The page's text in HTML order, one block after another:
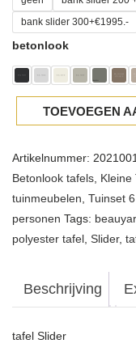
bank slider 300+€1995.-
betonlook
TOEVOEGEN
Artikelnummer:
Betonlook tafels Kleine
tuinmeubelen Tuinset
personen Tags:
polyester tafel Slider,
Beschrijving
tafel Slider